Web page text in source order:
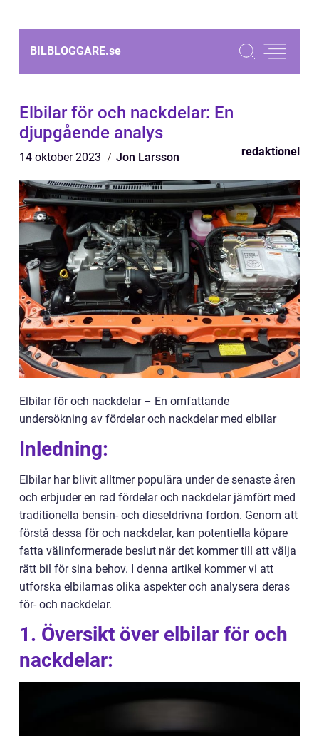
BILBLOGGARE.se
Elbilar för och nackdelar: En
djupgående analys
14 oktober 2023 Jon Larsson redaktionel
Elbilar för och nackdelar – En omfattande
undersökning av fördelar och nackdelar med elbilar
Inledning:
Elbilar har blivit alltmer populära under de senaste åren
och erbjuder en rad fördelar och nackdelar jämfört med
traditionella bensin- och dieseldrivna fordon. Genom att
förstå dessa för och nackdelar, kan potentiella köpare
fatta välinformerade beslut när det kommer till att välja
rätt bil för sina behov. I denna artikel kommer vi att
utforska elbilarnas olika aspekter och analysera deras
för- och nackdelar.
1. Översikt över elbilar för och
nackdelar: